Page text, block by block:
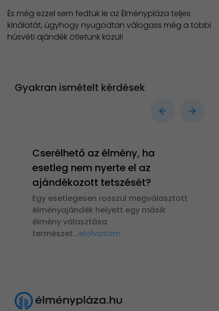
És még ezzel sem fedtük le az Élménypláza teljes
kínálatát, úgyhogy nyugodtan válogass még a többi
húsvéti ajándék ötletünk közül!
Gyakran ismételt kérdések
Cserélhető az élmény, ha
esetleg nem nyerte el az
ajándékozott tetszését?
Egy esetlegesen rosszul megválasztott
élményajándék helyett egy másik
élmény választása
természet...elolvasom